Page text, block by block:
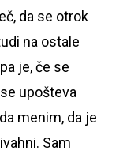
da se otrok
na ostale
je, če se
upošteva
menim, da je
Sam